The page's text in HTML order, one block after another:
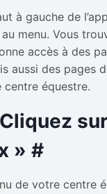
à gauche de
menu. Vous
accès à des
aussi des pages
centre équestre.
» #
de votre centre